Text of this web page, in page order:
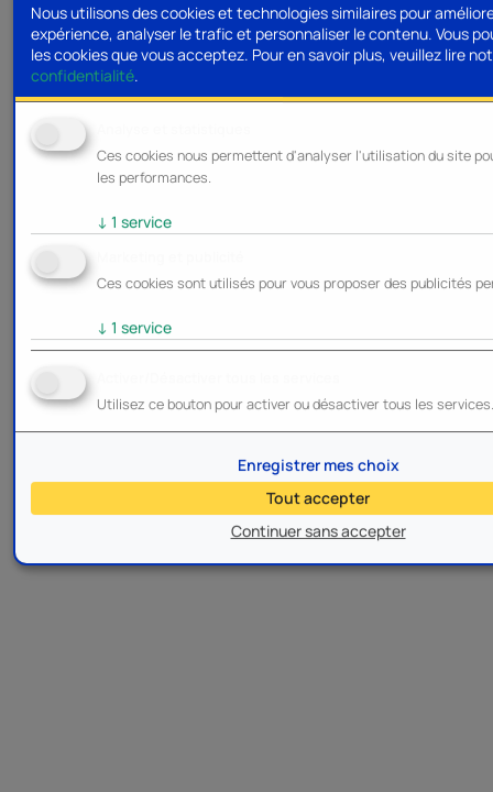
Nous utilisons des cookies et technologies similaires pour
expérience, analyser le trafic et personnaliser le contenu. Vous
les cookies que vous acceptez. Pour en savoir plus, veuillez lire
confidentialité.
Ces cookies nous permettent d'analyser l'utilisation du site
les performances.
↓ 1 service
Ces cookies sont utilisés pour vous proposer des publicités
↓ 1 service
Utilisez ce bouton pour activer ou désactiver tous les services.
Continuer sans accepter
Enregistrer mes choix
Tout accepter